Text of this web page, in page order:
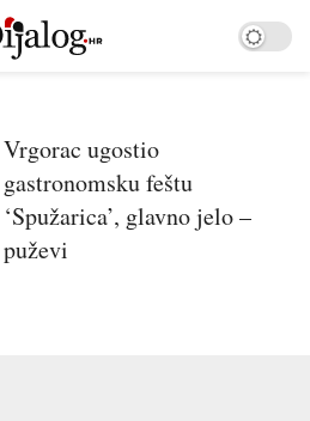
Vrgorac ugostio
gastronomsku feštu
‘Spužarica’, glavno jelo –
puževi